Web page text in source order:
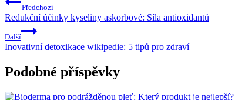
Předchozí
Redukční účinky kyseliny askorbové: Síla antioxidantů
Další
Inovativní detoxikace wikipedie: 5 tipů pro zdraví
Podobné příspěvky